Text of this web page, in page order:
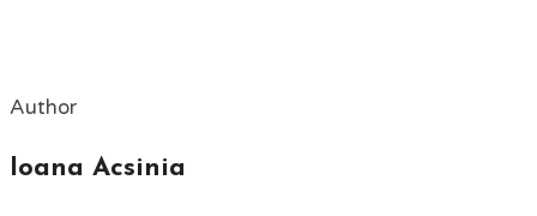
Author
Ioana Acsinia